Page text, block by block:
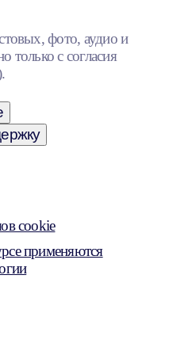
фото, аудио и
только с согласия
cookie
применяются